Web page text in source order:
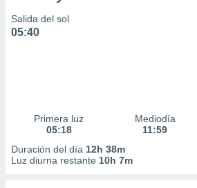
Salida del sol
05:40
Primera luz
05:18
Mediodía
11:59
Duración del día 12h 38m
Luz diurna restante 10h 7m